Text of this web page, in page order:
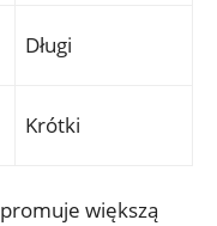
Długi
Krótki
promuje większą